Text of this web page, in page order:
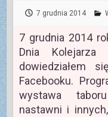
7 grudnia 2014
7 grudnia 2014
Dnia
dowiedziałem
Facebooku.
wystawa
nastawni i